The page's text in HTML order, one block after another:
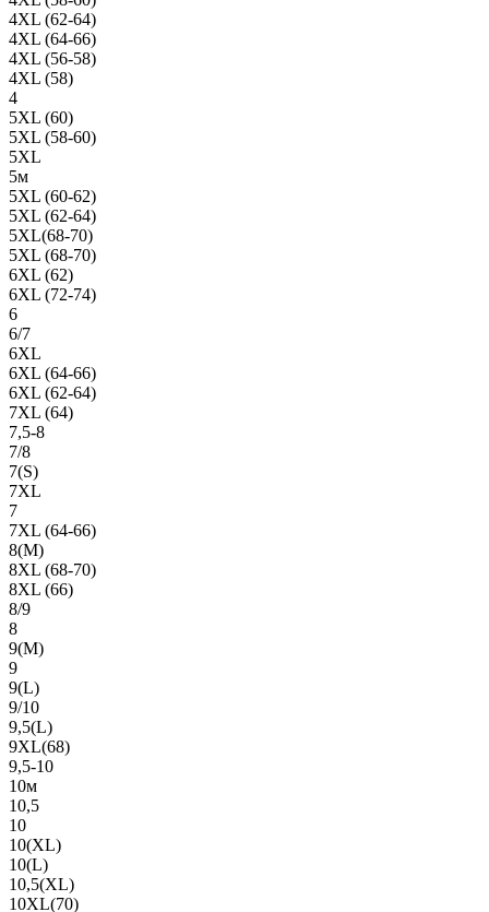
4XL (62-64)
4XL (64-66)
4XL (56-58)
4XL (58)
4
5XL (60)
5XL (58-60)
5XL
5м
5XL (60-62)
5XL (62-64)
5XL(68-70)
5XL (68-70)
6XL (62)
6XL (72-74)
6
6/7
6XL
6XL (64-66)
6XL (62-64)
7XL (64)
7,5-8
7/8
7(S)
7XL
7
7XL (64-66)
8(М)
8XL (68-70)
8XL (66)
8/9
8
9(М)
9
9(L)
9/10
9,5(L)
9XL(68)
9,5-10
10м
10,5
10
10(XL)
10(L)
10,5(XL)
10XL(70)